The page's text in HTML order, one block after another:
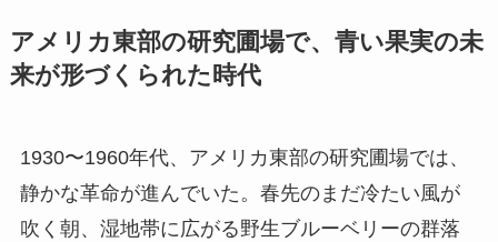
アメリカ東部の研究圃場で、青い果実の未
来が形づくられた時代
1930〜1960年代、アメリカ東部の研究圃場では、
静かな革命が進んでいた。春先のまだ冷たい風が
吹く朝、湿地帯に広がる野生ブルーベリーの群落